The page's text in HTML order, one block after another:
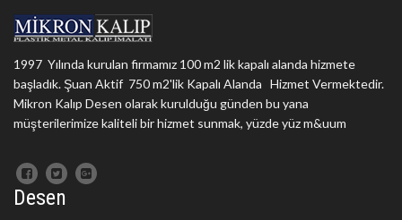
1997 Yılında kurulan firmamız 100 m2 lik kapalı alanda hizmete
başladık. Şuan Aktif 750 m2'lik Kapalı Alanda Hizmet Vermektedir.
Mikron Kalıp Desen olarak kurulduğu günden bu yana
müşterilerimize kaliteli bir hizmet sunmak, yüzde yüz m&uum
Desen